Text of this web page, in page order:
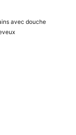
avec douche